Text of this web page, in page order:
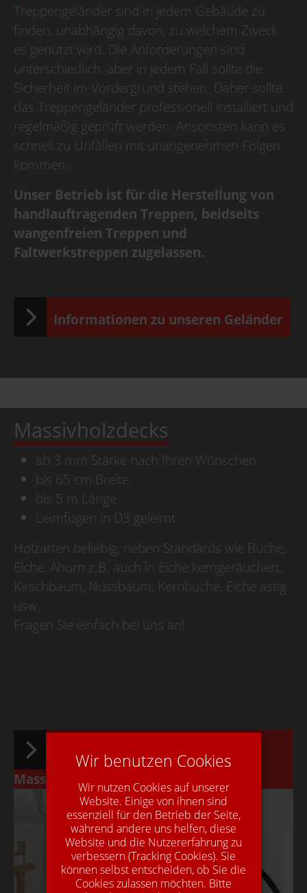
Treppengeländer sind in jedem Gebäude zu
finden, unabhängig davon, zu welchem Zweck
es genutzt wird. Die Anforderungen sind
unterschiedlich, aber in jedem Fall sollte die
Sicherheit im Vordergrund stehen. Daher sollte
das Treppengeländer professionell installiert und
regelmäßig geprüft werden. Ansonsten kann es
schnell zu Unfällen mit unangenehmen Folgen
kommen.
Unser Betrieb ist für die Herstellung von
handlauftragenden Treppen, beidseits
wangenfreien Treppen und
Faltwerkstreppen zugelassen.
Informationen zu unseren Geländer
Massivholzdecks
ab 3 mm Stärke nach Ihren Wünschen
bis 65 cm Breite
bis 5 m Länge
Leimfugen in D3 geleimt
Holzarten beliebig, neben Standards wie Buche,
Eiche, Ahorn z.B. auch in Eiche kerngeräuchert,
Kirschbaum, Nussbaum, Kernbuche, Eiche astig
usw.
Fragen Sie einfach bei uns an!
Informationen zu unseren
Massivholzdecks
Wir benutzen Cookies
Wir nutzen Cookies auf unserer
Website. Einige von ihnen sind
essenziell für den Betrieb der Seite,
während andere uns helfen, diese
Website und die Nutzererfahrung zu
verbessern (Tracking Cookies). Sie
können selbst entscheiden, ob Sie die
Cookies zulassen möchten. Bitte